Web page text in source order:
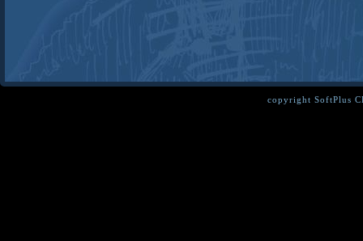
copyright SoftPlus